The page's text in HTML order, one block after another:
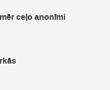
ceļo anonīmi